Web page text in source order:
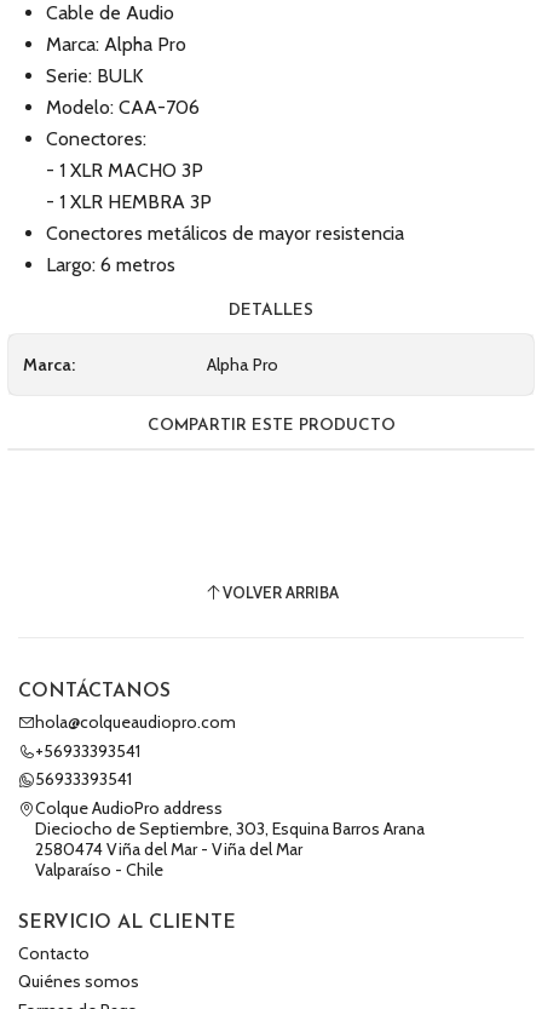
Cable de Audio
Marca: Alpha Pro
Serie: BULK
Modelo: CAA-706
Conectores:
- 1 XLR MACHO 3P
- 1 XLR HEMBRA 3P
Conectores metálicos de mayor resistencia
Largo: 6 metros
DETALLES
Marca: Alpha Pro
COMPARTIR ESTE PRODUCTO
VOLVER ARRIBA
CONTÁCTANOS
hola@colqueaudiopro.com
+56933393541
56933393541
Colque AudioPro address
Dieciocho de Septiembre, 303, Esquina Barros Arana
2580474 Viña del Mar - Viña del Mar
Valparaíso - Chile
SERVICIO AL CLIENTE
Contacto
Quiénes somos